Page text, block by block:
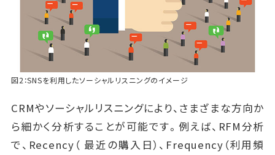
図2：SNSを利用したソーシャルリスニングのイメージ
CRMやソーシャルリスニングにより、さまざまな方向か
ら細かく分析することが可能です。例えば、RFM分析
で、Recency（ 最近の購入日）、Frequency（利用頻